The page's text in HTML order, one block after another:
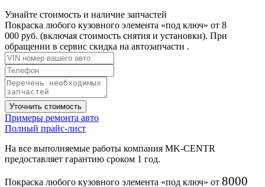
Узнайте стоимость и наличие запчастей
Покраска любого кузовного элемента «под ключ» от 8
000 руб. (включая стоимость снятия и установки). При
обращении в сервис скидка на автозапчасти .
Уточнить стоимость
Примеры ремонта авто
Полный прайс-лист
На все выполняемые работы компания MK-CENTR
предоставляет гарантию сроком 1 год.
Покраска любого кузовного элемента «под ключ» от 8000